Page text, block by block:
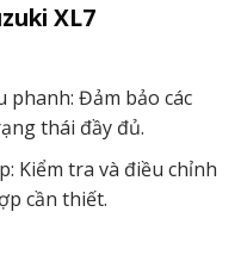
XL7
phanh: Đảm bảo các
thái đầy đủ.
Kiểm tra và điều chỉnh
cần thiết.